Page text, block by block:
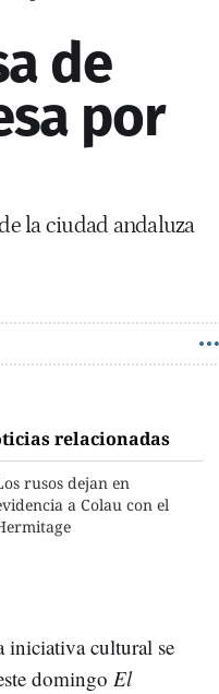
de
por
la ciudad andaluza
relacionadas
rusos dejan en
a Colau con el
iniciativa cultural se
domingo El